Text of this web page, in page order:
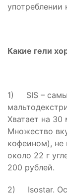
употреблении
Какие гели
1) SIS –
Хватает на
Множество
кофеином), не
около 22 г
200 рублей.
2) Isostar.